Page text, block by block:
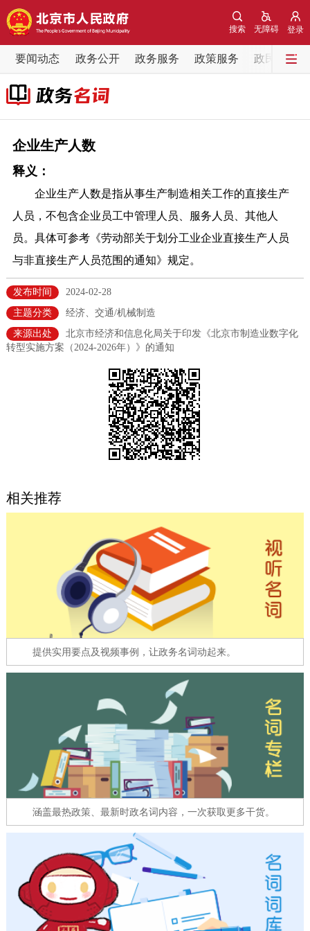
登录
无障碍
搜索
要闻动态 政务公开 政务服务 政策服务 政民互动
要闻动态
党中央精神
各区热点
政务公开
市领导 机构职能 政策服务
政策兑现
决策公开 专题公开
法人服务
利企服务
政民互动
12345网上接诉即办 我要咨询 我要建议
参与调查 在线访谈 图说互动
图说北京 视频北京
ENGLISH 한국어 日本語
DEUTSCH FRANÇAIS РУССКИЙ ЯЗЫК
ESPAÑOL العربية PORTUGUÊS
ITALIANO
企业生产人数
释义：
企业生产人数是指从事生产制造相关工作的直接生产
人员，不包含企业员工中管理人员、服务人员、其他人
员。具体可参考《劳动部关于划分工业企业直接生产人员
与非直接生产人员范围的通知》规定。
发布时间
2024-02-28
主题分类
经济、交通/机械制造
来源出处
北京市经济和信息化局关于印发《北京市制造业数字化
转型实施方案（2024-2026年）》的通知
相关推荐
提供实用要点及视频事例，让政务名词动起来。
涵盖最热政策、最新时政名词内容，一次获取更多干货。